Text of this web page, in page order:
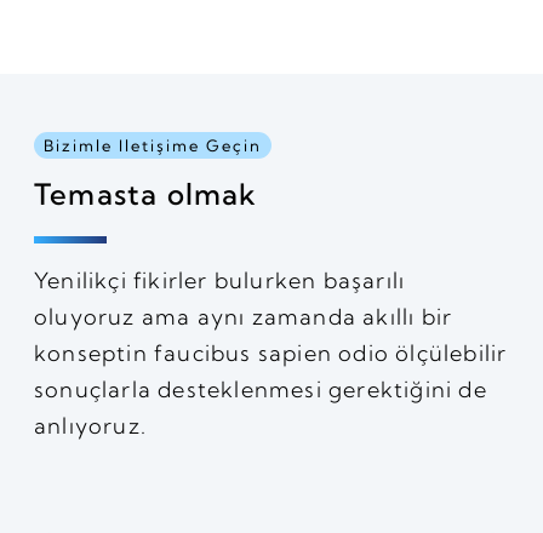
Bizimle Iletişime Geçin
Temasta olmak
Yenilikçi fikirler bulurken başarılı
oluyoruz ama aynı zamanda akıllı bir
konseptin faucibus sapien odio ölçülebilir
sonuçlarla desteklenmesi gerektiğini de
anlıyoruz.